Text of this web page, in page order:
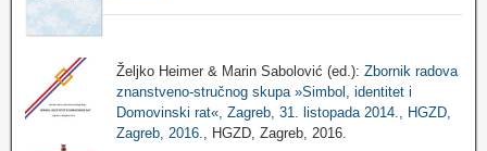
Željko Heimer & Marin Sabolović (ed.): Zbornik radova
znanstveno-stručnog skupa »Simbol, identitet i
Domovinski rat«, Zagreb, 31. listopada 2014., HGZD,
Zagreb, 2016.
, HGZD, Zagreb, 2016.